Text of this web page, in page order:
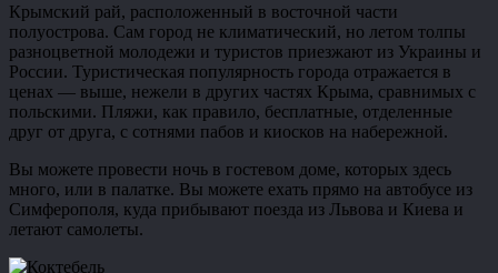
Крымский рай, расположенный в восточной части
полуострова. Сам город не климатический, но летом толпы
разноцветной молодежи и туристов приезжают из Украины и
России. Туристическая популярность города отражается в
ценах — выше, нежели в других частях Крыма, сравнимых с
польскими. Пляжи, как правило, бесплатные, отделенные
друг от друга, с сотнями пабов и киосков на набережной.
Вы можете провести ночь в гостевом доме, которых здесь
много, или в палатке. Вы можете ехать прямо на автобусе из
Симферополя, куда прибывают поезда из Львова и Киева и
летают самолеты.